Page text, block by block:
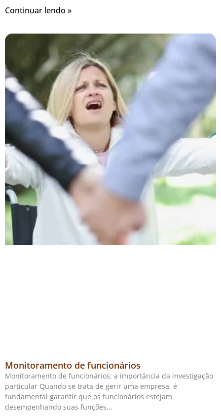
Continuar lendo »
Monitoramento de funcionários
Monitoramento de funcionários: a importância da investigação
particular Quando se trata de gerir uma empresa, é
fundamental garantir que os funcionários estejam
desempenhando suas funções